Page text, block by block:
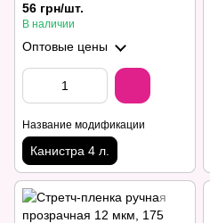
56 грн/шт.
В наличии
Оптовые цены
Название модификации
Канистра 4 л.